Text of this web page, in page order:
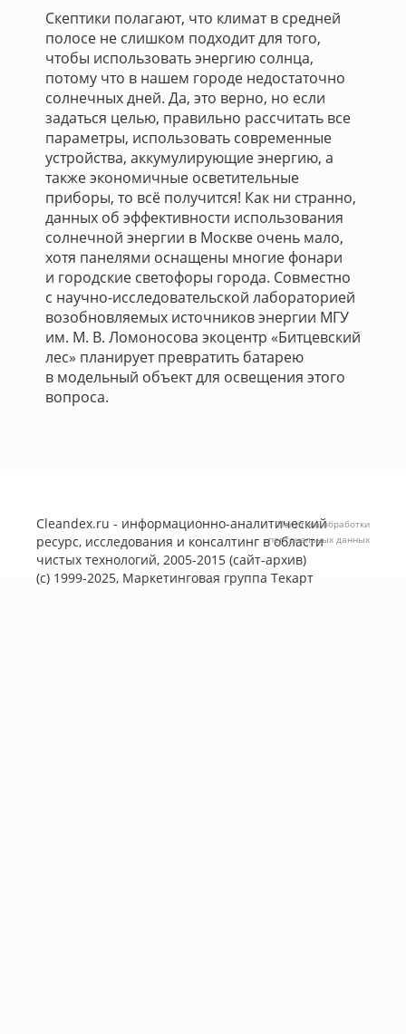
Скептики полагают, что климат в средней
полосе не слишком подходит для того,
чтобы использовать энергию солнца,
потому что в нашем городе недостаточно
солнечных дней. Да, это верно, но если
задаться целью, правильно рассчитать все
параметры, использовать современные
устройства, аккумулирующие энергию, а
также экономичные осветительные
приборы, то всё получится! Как ни странно,
данных об эффективности использования
солнечной энергии в Москве очень мало,
хотя панелями оснащены многие фонари
и городские светофоры города. Совместно
с научно-исследовательской лабораторией
возобновляемых источников энергии МГУ
им. М. В. Ломоносова экоцентр «Битцевский
лес» планирует превратить батарею
в модельный объект для освещения этого
вопроса.
Cleandex.ru - информационно-аналитический
ресурс, исследования и консалтинг в области
чистых технологий, 2005-2015 (сайт-архив)
(с) 1999-2025, Маркетинговая группа Текарт
Политика обработки
персональных данных